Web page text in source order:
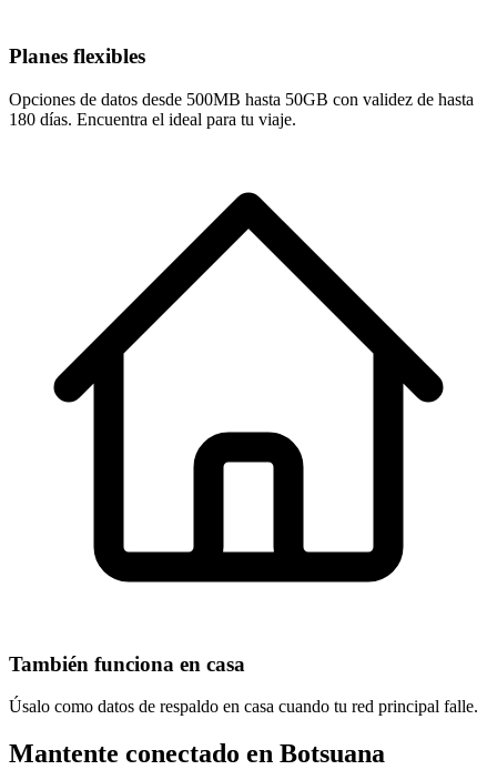
Planes flexibles
Opciones de datos desde 500MB hasta 50GB con validez de hasta
180 días. Encuentra el ideal para tu viaje.
También funciona en casa
Úsalo como datos de respaldo en casa cuando tu red principal falle.
Mantente conectado en Botsuana